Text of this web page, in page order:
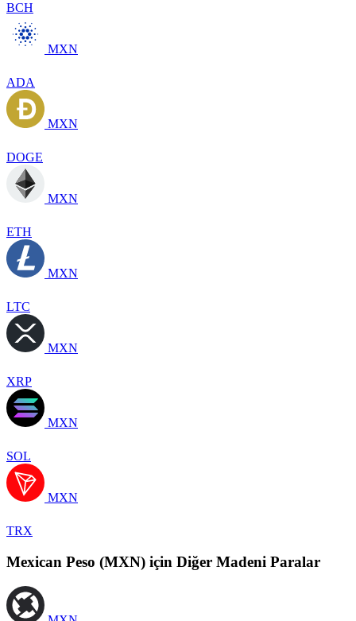
BCH
MXN
ADA
MXN
DOGE
MXN
ETH
MXN
LTC
MXN
XRP
MXN
SOL
MXN
TRX
Mexican Peso (MXN) için Diğer Madeni Paralar